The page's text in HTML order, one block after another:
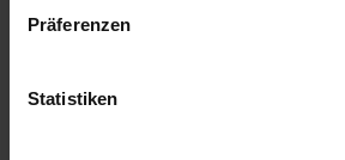
Präferenzen
Statistiken